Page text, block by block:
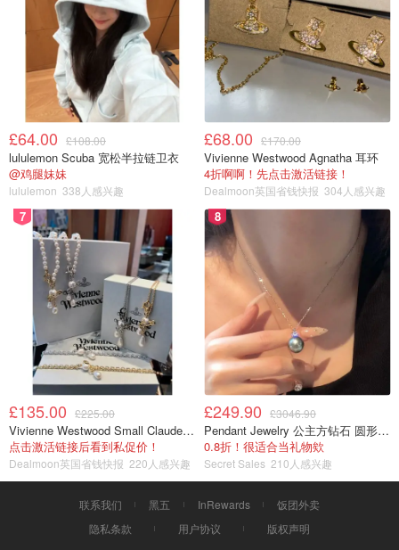
£64.00 £108.00
lululemon Scuba 宽松半拉链卫衣
@鸡腿妹妹
lululemon 338人感兴趣
£68.00 £170.00
Vivienne Westwood Agnatha 耳环
4折啊啊！先点击激活链接！
Dealmoon英国省钱快报 304人感兴趣
7
£135.00 £225.00
Vivienne Westwood Small Claude 珍珠项链
点击激活链接后看到私促价！
Dealmoon英国省钱快报 220人感兴趣
8
£249.90 £3046.90
Pendant Jewelry 公主方钻石 圆形大溪地珍珠吊坠 11-12mm
0.8折！很适合当礼物欸
Secret Sales 210人感兴趣
联系我们 黑五 InRewards
饭团外卖
隐私条款
用户协议 版权声明